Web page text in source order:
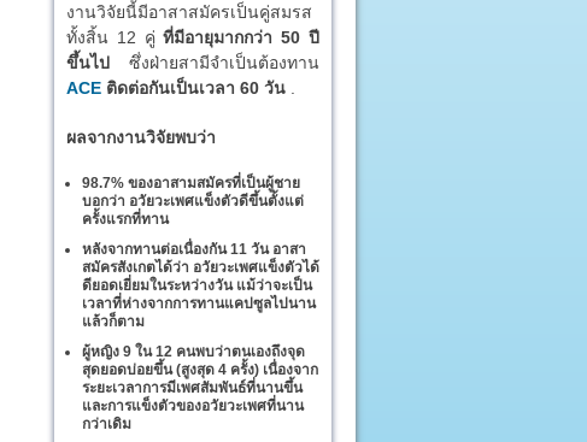
งานวิจัยนี้มีอาสาสมัครเป็นคู่สมรส
ทั้งสิ้น 12 คู่ที่มีอายุมากกว่า 50 ปี
ขึ้นไป ซึ่งฝ่ายสามีจำเป็นต้องทาน
ACE ติดต่อกันเป็นเวลา 60 วัน
ผลจากงานวิจัยพบว่า
98.7% ของอาสามสมัครที่เป็นผู้ชาย
บอกว่า อวัยวะเพศแข็งตัวดีขึ้นตั้งแต่
ครั้งแรกที่ทาน
หลังจากทานต่อเนื่องกัน 11 วัน อาสา
สมัครสังเกตได้ว่า อวัยวะเพศแข็งตัวได้
ดียอดเยี่ยมในระหว่างวัน แม้ว่าจะเป็น
เวลาที่ห่างจากการทานแคปซูลไปนาน
แล้วก็ตาม
ผู้หญิง 9 ใน 12 คนพบว่าตนเองถึงจุด
สุดยอดบ่อยขึ้น (สูงสุด 4 ครั้ง) เนื่องจาก
ระยะเวลาการมีเพศสัมพันธ์ที่นานขึ้น
และการแข็งตัวของอวัยวะเพศที่นาน
กว่าเดิม